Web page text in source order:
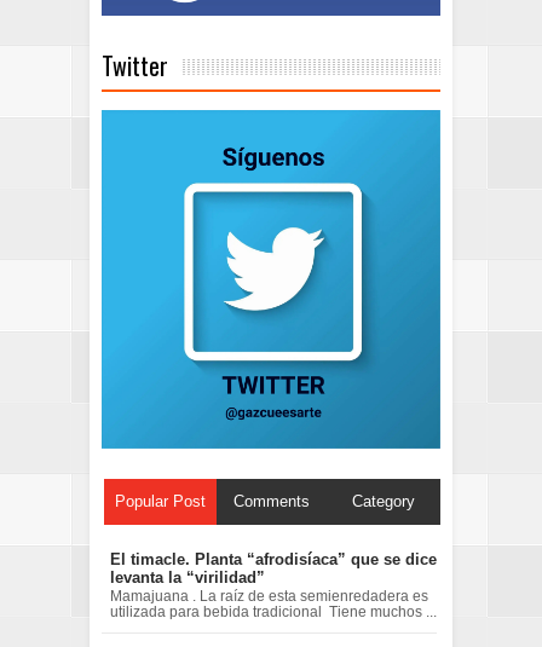
Twitter
Popular Post Comments Category
El timacle. Planta “afrodisíaca” que se dice
levanta la “virilidad”
Mamajuana . La raíz de esta semienredadera es
utilizada para bebida tradicional Tiene muchos ...